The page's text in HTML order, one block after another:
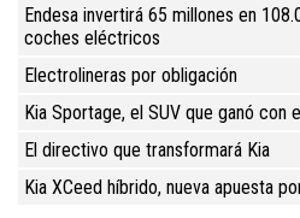
Endesa invertirá 65 millones en
coches eléctricos
Electrolineras por obligación
Kia Sportage, el SUV que ganó con
El directivo que transformará Kia
Kia XCeed híbrido, nueva apuesta